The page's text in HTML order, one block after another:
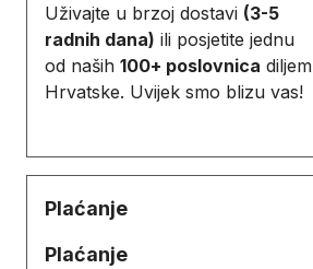
Uživajte u brzoj dostavi (3-5
radnih dana) ili posjetite jednu
od naših 100+ poslovnica diljem
Hrvatske. Uvijek smo blizu vas!
Plaćanje
Plaćanje